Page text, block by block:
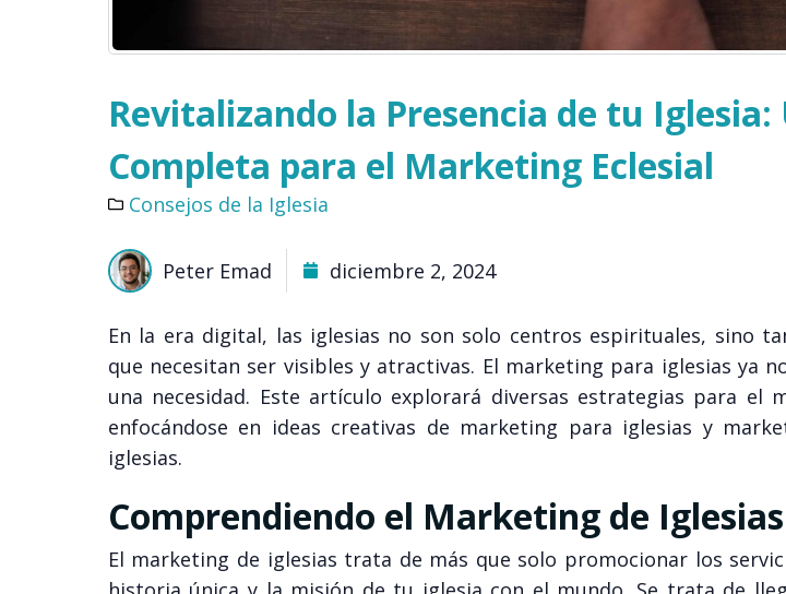
Revitalizando la Presencia de tu Iglesia:
Completa para el Marketing Eclesial
Consejos de la Iglesia
Peter Emad diciembre 2, 2024
En la era digital, las iglesias no son solo centros espirituales, sino
que necesitan ser visibles y atractivas. El marketing para iglesias ya
una necesidad. Este artículo explorará diversas estrategias para el
enfocándose en ideas creativas de marketing para iglesias y
iglesias.
Comprendiendo el Marketing de Iglesias
El marketing de iglesias trata de más que solo promocionar los